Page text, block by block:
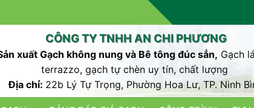
CÔNG TY TNHH AN CHI PHƯƠNG
xuất Gạch không nung và Bê tông đúc sẳn, Gạch
terrazzo, gạch tự chèn uy tín, chất lượng
Địa chỉ: 22b Lý Tự Trọng, Phường Hoa Lư, TP. Ninh